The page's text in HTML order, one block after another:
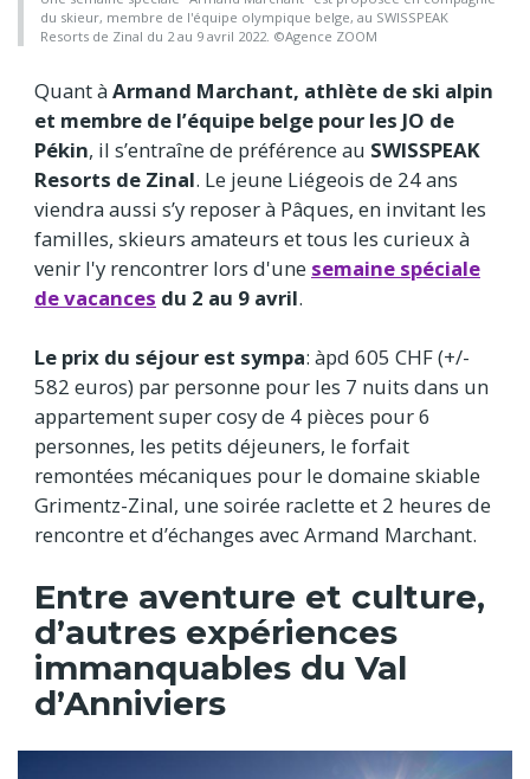
du skieur, membre de l'équipe olympique belge, au SWISSPEAK
Resorts de Zinal du 2 au 9 avril 2022. ©Agence ZOOM
Quant àArmand Marchant, athlète de ski alpin
et membre de l’équipe belge pour les JO de
Pékin, il s’entraîne de préférence au SWISSPEAK
Resorts de Zinal. Le jeune Liégeois de 24 ans
viendra aussi s’y reposer à Pâques, en invitant les
familles, skieurs amateurs et tous les curieux à
venir l'y rencontrer lors d'une semaine spéciale
de vacances du 2 au 9 avril.
Le prix du séjour est sympa: àpd 605 CHF (+/-
582 euros) par personne pour les 7 nuits dans un
appartement super cosy de 4 pièces pour 6
personnes, les petits déjeuners, le forfait
remontées mécaniques pour le domaine skiable
Grimentz-Zinal, une soirée raclette et 2 heures de
rencontre et d’échanges avec Armand Marchant.
Entre aventure et culture,
d’autres expériences
immanquables du Val
d’Anniviers